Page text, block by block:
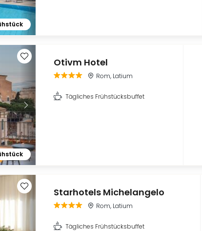
Otivm Hotel
Rom, Latium
Tägliches Frühstücksbuffet
Starhotels Michelangelo
Rom, Latium
Tägliches Frühstücksbuffet